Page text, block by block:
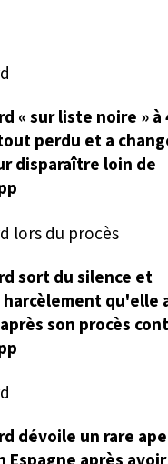
« sur liste noire » à
perdu et a
disparaître loin de
sort du silence et
qu'elle
son procès
dévoile un rare